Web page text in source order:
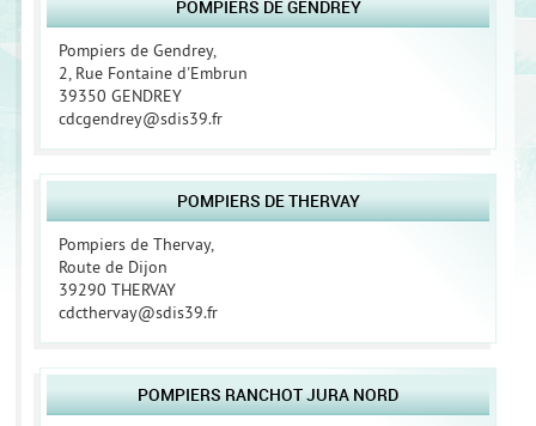
POMPIERS DE GENDREY
Pompiers de Gendrey,
2, Rue Fontaine d'Embrun
39350 GENDREY
cdcgendrey@sdis39.fr
POMPIERS DE THERVAY
Pompiers de Thervay,
Route de Dijon
39290 THERVAY
cdcthervay@sdis39.fr
POMPIERS RANCHOT JURA NORD